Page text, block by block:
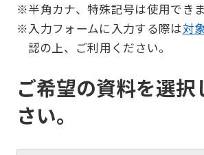
※半角カナ、特殊記号は使用できま
※入力フォームに入力する際は対
認の上、ご利用ください。
ご希望の資料を選択
さい。